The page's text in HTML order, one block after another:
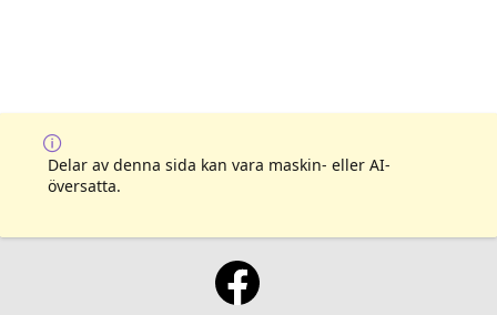
Delar av denna sida kan vara maskin- eller AI-
översatta.